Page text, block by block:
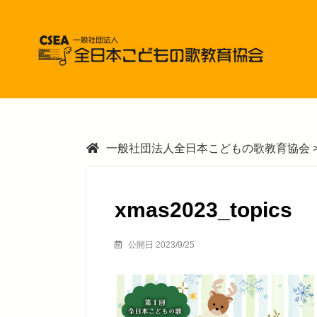
一般社団法人全日本こどもの歌教育協会
xmas2023_topics
公開日 2023/9/25